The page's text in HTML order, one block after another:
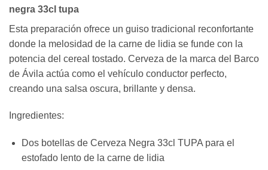
negra 33cl tupa
Esta preparación ofrece un guiso tradicional reconfortante
donde la melosidad de la carne de lidia se funde con la
potencia del cereal tostado. Cerveza de la marca del Barco
de Ávila actúa como el vehículo conductor perfecto,
creando una salsa oscura, brillante y densa.
Ingredientes:
Dos botellas de Cerveza Negra 33cl TUPA para el
estofado lento de la carne de lidia